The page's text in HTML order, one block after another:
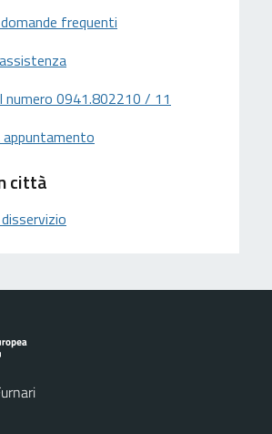
frequenti
numero 0941.802210 / 11
città